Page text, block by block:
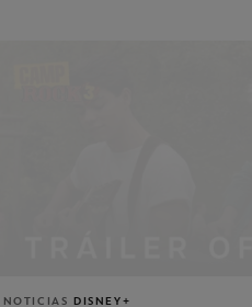
NOTICIAS DISNEY+